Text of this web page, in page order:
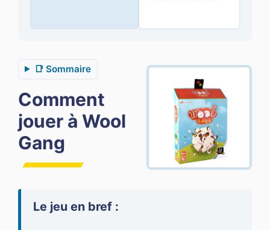
📑 Sommaire
Comment
jouer à Wool
Gang
Le jeu en bref :